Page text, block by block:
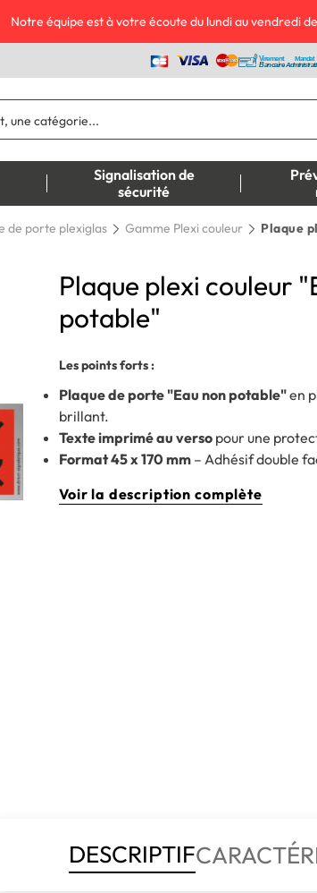
Notre équipe est à votre écoute du lundi au vendredi
Signalisation de
sécurité
de porte plexiglas Gamme Plexi couleur Plaque
Plaque plexi couleur
potable"
Les points forts :
Plaque de porte "Eau non potable"en
brillant.
Texte imprimé au verso pour une
Format 45 x 170 mm – Adhésif double
Voir la description complète
DESCRIPTIF